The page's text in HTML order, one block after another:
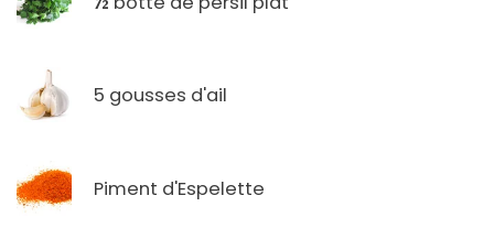
5 gousses d'ail
Piment d'Espelette